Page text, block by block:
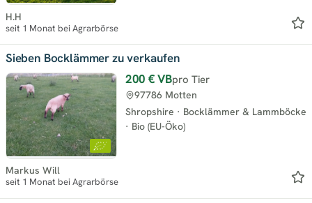
H.H
seit 1 Monat bei Agrarbörse
Sieben Bocklämmer zu verkaufen
200 €VBpro Tier
Shropshire · Bocklämmer & Lammböcke
· Bio (EU-Öko)
97786 Motten
Markus Will
seit 1 Monat bei Agrarbörse